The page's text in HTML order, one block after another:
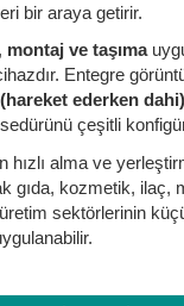
bir araya getirir.
, montaj ve taşıma
Entegre
(hareket ederken dahi)
çeşitli
hızlı alma ve
gıda, kozmetik, ilaç,
sektörlerinin